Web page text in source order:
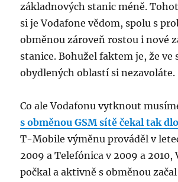
základnových stanic méně.
si je Vodafone vědom, spolu s
obměnou zároveň rostou i nové
stanice. Bohužel faktem je, že ve
obydlených oblastí si nezavoláte.
Co ale Vodafonu vytknout
s obměnou GSM sítě čekal tak
T-Mobile výměnu prováděl v
2009 a Telefónica v 2009 a 2010,
počkal a aktivně s obměnou